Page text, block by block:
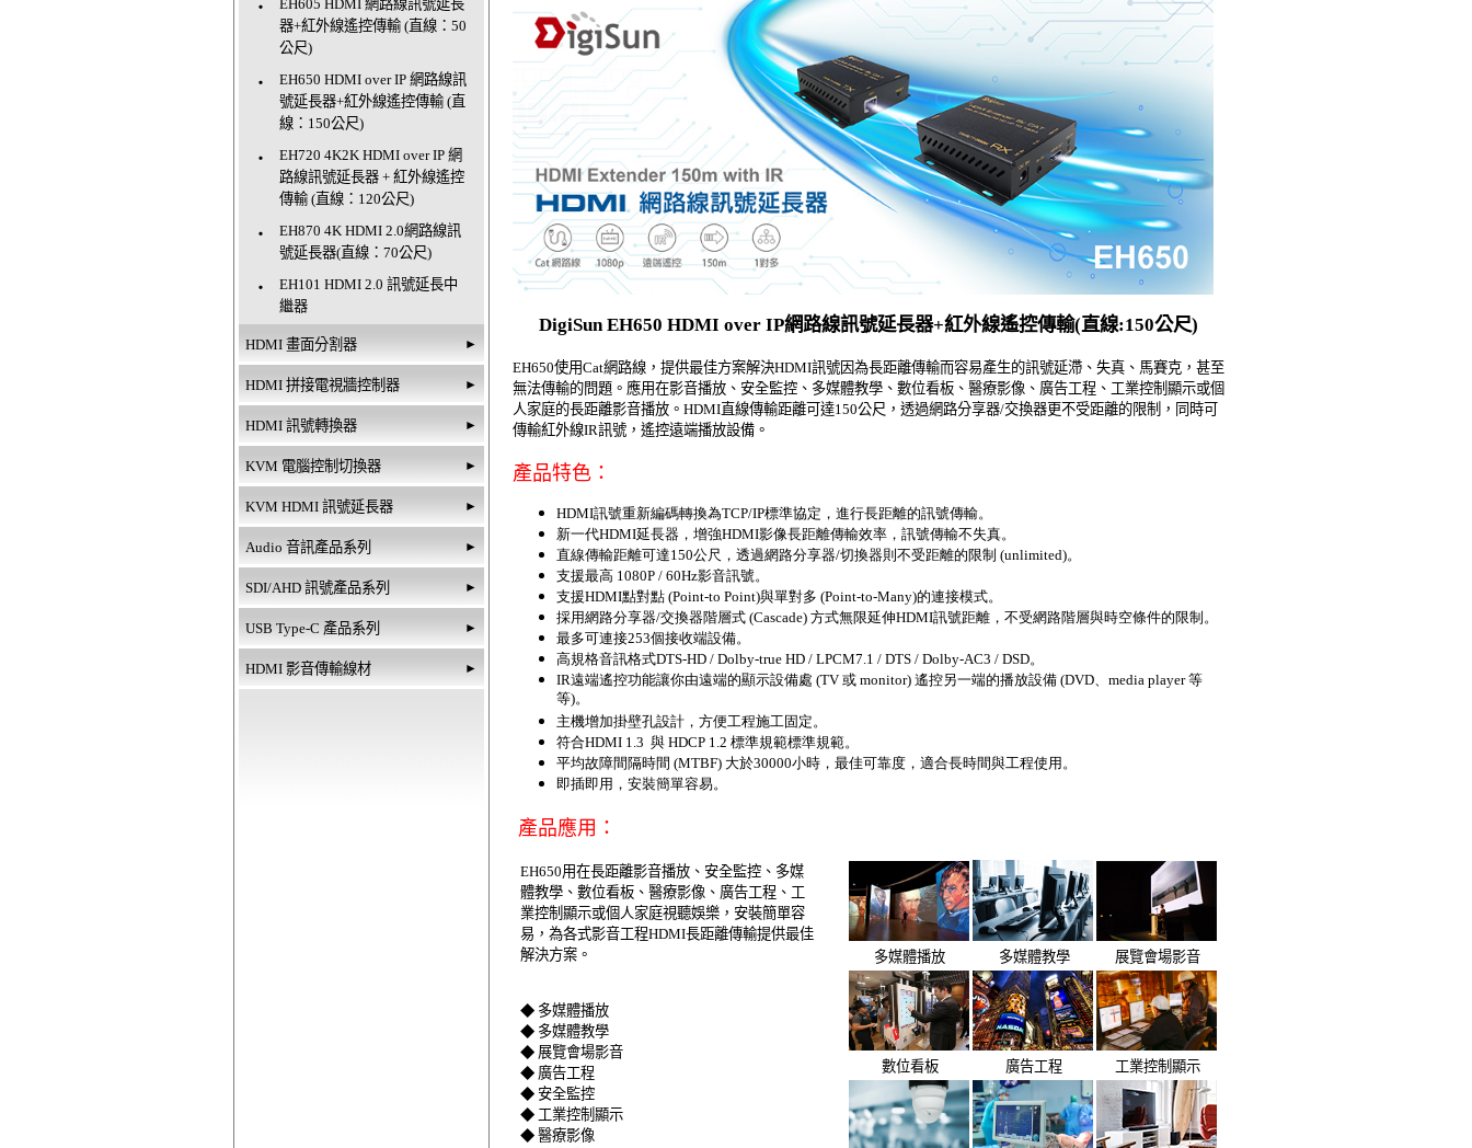
‧
EH605 HDMI 網路線訊號延長
器+紅外線遙控傳輸 (直線：50
公尺)
‧
EH650 HDMI over IP 網路線訊
號延長器+紅外線遙控傳輸 (直
線：150公尺)
‧
EH720 4K2K HDMI over IP 網
路線訊號延長器 + 紅外線遙控
傳輸 (直線：120公尺)
‧
EH870 4K HDMI 2.0網路線訊
號延長器(直線：70公尺)
‧
EH101 HDMI 2.0 訊號延長中
繼器
HDMI 畫面分割器 ►
HDMI 拼接電視牆控制器 ►
HDMI 訊號轉換器 ►
KVM 電腦控制切換器 ►
KVM HDMI 訊號延長器 ►
Audio 音訊產品系列 ►
SDI/AHD 訊號產品系列 ►
USB Type-C 產品系列 ►
HDMI 影音傳輸線材 ►
DigiSun EH650 HDMI over IP網路線訊號延長器+紅外線遙控傳輸(直線:150公尺)
EH650使用Cat網路線，提供最佳方案解決HDMI訊號因為長距離傳輸而容易產生的訊號延滯、失真、馬賽克，甚至
無法傳輸的問題。應用在影音播放、安全監控、多媒體教學、數位看板、醫療影像、廣告工程、工業控制顯示或個
人家庭的長距離影音播放。HDMI直線傳輸距離可達150公尺，透過網路分享器/交換器更不受距離的限制，同時可
傳輸紅外線IR訊號，遙控遠端播放設備。
產品特色：
HDMI訊號重新編碼轉換為TCP/IP標準協定，進行長距離的訊號傳輸。
新一代HDMI延長器，增強HDMI影像長距離傳輸效率，訊號傳輸不失真。
直線傳輸距離可達150公尺，透過網路分享器/切換器則不受距離的限制 (unlimited)。
支援最高 1080P / 60Hz影音訊號。
支援HDMI點對點 (Point-to Point)與單對多 (Point-to-Many)的連接模式。
採用網路分享器/交換器階層式 (Cascade) 方式無限延伸HDMI訊號距離，不受網路階層與時空條件的限制。
最多可連接253個接收端設備。
高規格音訊格式DTS-HD / Dolby-true HD / LPCM7.1 / DTS / Dolby-AC3 / DSD。
IR遠端遙控功能讓你由遠端的顯示設備處 (TV 或 monitor) 遙控另一端的播放設備 (DVD、media player 等
等)。
主機增加掛壁孔設計，方便工程施工固定。
符合HDMI 1.3 與 HDCP 1.2 標準規範標準規範。
平均故障間隔時間 (MTBF) 大於30000小時，最佳可靠度，適合長時間與工程使用。
即插即用，安裝簡單容易。
產品應用：
EH650用在長距離影音播放、安全監控、多媒
體教學、數位看板、醫療影像、廣告工程、工
業控制顯示或個人家庭視聽娛樂，安裝簡單容
易，為各式影音工程HDMI長距離傳輸提供最佳
解決方案。
◆ 多媒體播放
◆ 多媒體教學
◆ 展覽會場影音
◆ 廣告工程
◆ 安全監控
◆ 工業控制顯示
◆ 醫療影像
多媒體播放 多媒體教學 展覽會場影音
數位看板 廣告工程 工業控制顯示